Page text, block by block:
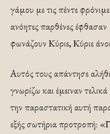
γάμου με τις πέντε
ανόητες παρθένες
φωνάζουν Κύριε, Κύριε
Αυτός τους απάντησε
γνωρίζω και έμειναν
την παραστατική αυτή
εξής σωτήρια προτροπή: